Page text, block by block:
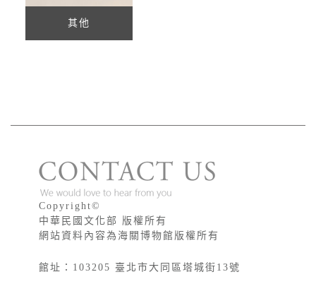
其他
版權宣告
Copyright©
中華民國文化部 版權所有
網站資料內容為海關博物館版權所有
館址：103205 臺北市大同區塔城街13號